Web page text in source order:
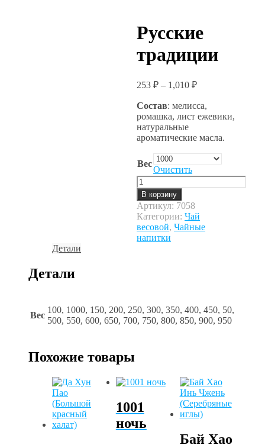
Русские
традиции
253₽ – 1,010₽
Состав: мелисса,
ромашка, лист ежевики,
натуральные
ароматические масла.
Вес
Очистить
Количество
товара
Русские
традиции
В корзину
Артикул: 7058
Категории:Чай
весовой,Чайные
напитки
Детали
Детали
Вес
100, 1000, 150, 200, 250, 300, 350, 400, 450, 50,
500, 550, 600, 650, 700, 750, 800, 850, 900, 950
Похожие товары
1001
ночь
Бай Хао